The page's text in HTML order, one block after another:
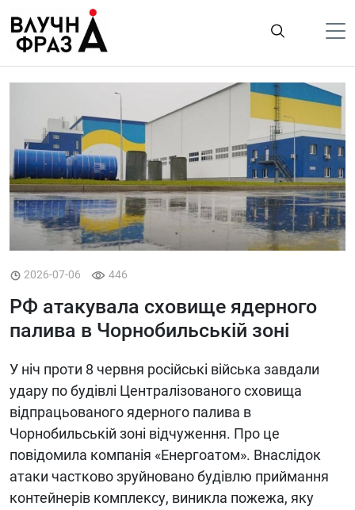
содержимому
Гроші
Життя
Лайфстайл
ТехноНаука
Людина
Про нас
2026-07-06 446
РФ атакувала сховище ядерного
палива в Чорнобильській зоні
У ніч проти 8 червня російські війська завдали
удару по будівлі Централізованого сховища
відпрацьованого ядерного палива в
Чорнобильській зоні відчуження. Про це
повідомила компанія «Енергоатом». Внаслідок
атаки частково зруйновано будівлю приймання
контейнерів комплексу, виникла пожежа, яку